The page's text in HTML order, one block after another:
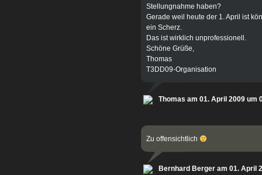
Stellungnahme haben?
Gerade weil heute der 1. April ist
ein Scherz.
Das ist wirklich unprofessionell.
Schöne Grüße,
Thomas
T3DD09-Organisation
Thomas am 01. April 2009 um
Zu offensichtlich
Bernhard Berger am 01. April